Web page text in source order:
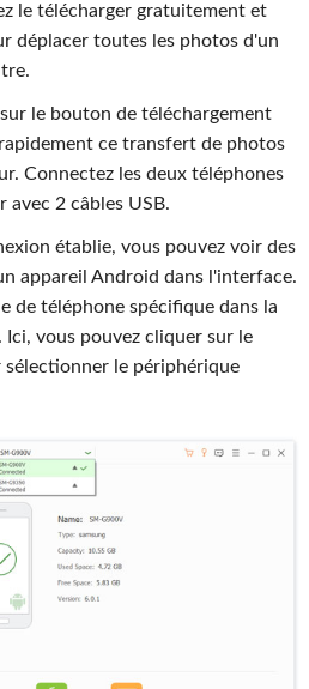
le télécharger gratuitement et
déplacer toutes les photos d'un
le bouton de téléchargement
ce transfert de photos
Connectez les deux téléphones
2 câbles USB.
établie, vous pouvez voir des
appareil Android dans l'interface.
de téléphone spécifique dans la
vous pouvez cliquer sur le
le périphérique